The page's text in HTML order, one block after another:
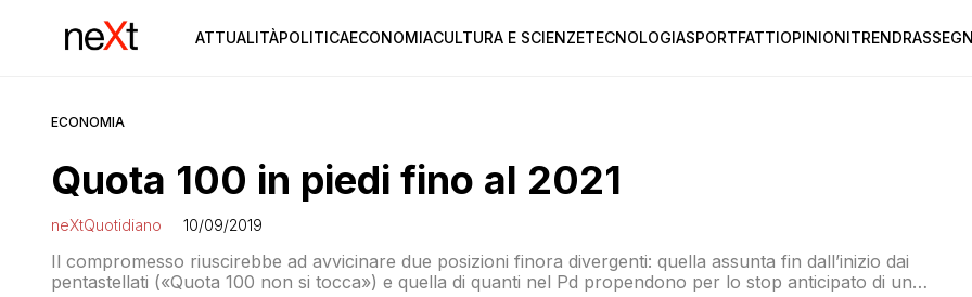
ATTUALITÀPOLITICAECONOMIACULTURA E SCIENZETECNOLOGIASPORTFATTIOPINIONITREND
ECONOMIA
Quota 100 in piedi fino al 2021
neXtQuotidiano 10/09/2019
Il compromesso riuscirebbe ad avvicinare due posizioni finora divergenti: quella assunta fin dall’inizio dai
pentastellati («Quota 100 non si tocca») e quella di quanti nel Pd propendono per lo stop anticipato di un